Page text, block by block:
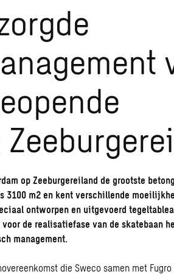
op Zeeburgereiland de grootste
3100 m2 en kent verschillende
ontworpen en uitgevoerd
de realisatiefase van de skatebaan
management.
die Sweco samen met